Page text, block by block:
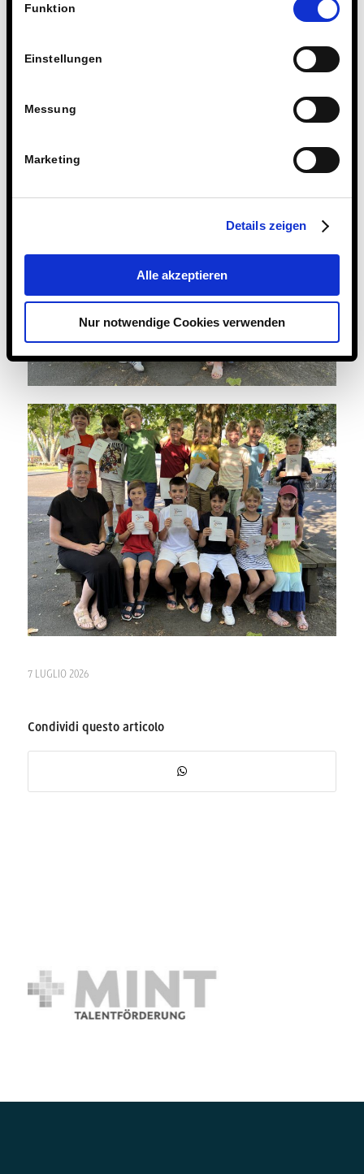
Technologien.
Funktion
Einstellungen
Messung
Marketing
Details zeigen
Alle akzeptieren
Nur notwendige Cookies verwenden
7 LUGLIO 2026
Condividi questo articolo